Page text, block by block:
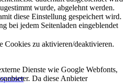
wurde, abgelehnt werden.
diese Einstellung gespeichert wird.
bei jedem Seitenladen eingeblendet
Cookies zu aktivieren/deaktivieren.
Dienste wie Google Webfonts,
Da diese Anbieter